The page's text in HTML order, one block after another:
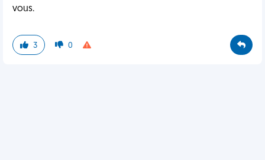
vous.
3 0